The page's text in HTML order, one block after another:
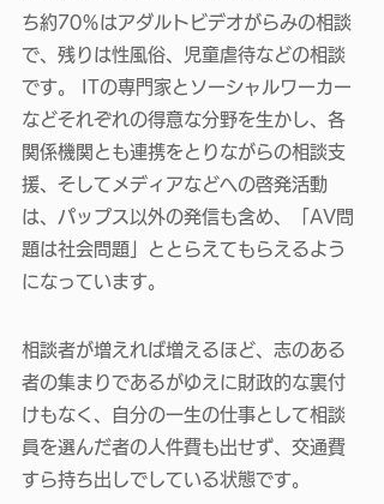
ち約70％はアダルトビデオがらみの相談
で、残りは性風俗、児童虐待などの相談
です。 ITの専門家とソーシャルワーカー
などそれぞれの得意な分野を生かし、各
関係機関とも連携をとりながらの相談支
援、そしてメディアなどへの啓発活動
は、パップス以外の発信も含め、「AV問
題は社会問題」ととらえてもらえるよう
になっています。
相談者が増えれば増えるほど、志のある
者の集まりであるがゆえに財政的な裏付
けもなく、自分の一生の仕事として相談
員を選んだ者の人件費も出せず、交通費
すら持ち出しでしている状態です。